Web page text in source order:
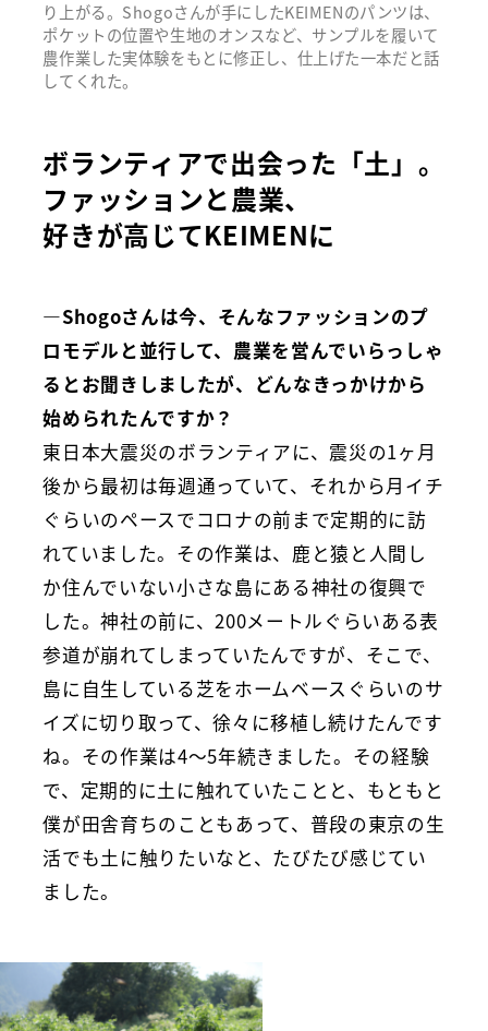
り上がる。Shogoさんが手にしたKEIMENのパンツは、
ポケットの位置や生地のオンスなど、サンプルを履いて
農作業した実体験をもとに修正し、仕上げた一本だと話
してくれた。
ボランティアで出会った「土」。
ファッションと農業、
好きが高じてKEIMENに
―Shogoさんは今、そんなファッションのプ
ロモデルと並行して、農業を営んでいらっしゃ
るとお聞きしましたが、どんなきっかけから
始められたんですか？
東日本大震災のボランティアに、震災の1ヶ月
後から最初は毎週通っていて、それから月イチ
ぐらいのペースでコロナの前まで定期的に訪
れていました。その作業は、鹿と猿と人間し
か住んでいない小さな島にある神社の復興で
した。神社の前に、200メートルぐらいある表
参道が崩れてしまっていたんですが、そこで、
島に自生している芝をホームベースぐらいのサ
イズに切り取って、徐々に移植し続けたんです
ね。その作業は4〜5年続きました。その経験
で、定期的に土に触れていたことと、もともと
僕が田舎育ちのこともあって、普段の東京の生
活でも土に触りたいなと、たびたび感じてい
ました。